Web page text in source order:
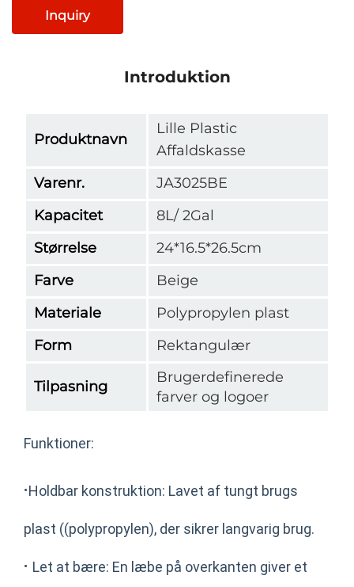
Inquiry
Introduktion
Produktnavn
Lille Plastic
Affaldskasse
Varenr.
JA3025BE
Kapacitet
8L/ 2Gal
Størrelse
24*16.5*26.5cm
Farve
Beige
Materiale
Polypropylen plast
Form
Rektangulær
Tilpasning
Brugerdefinerede
farver og logoer
Funktioner:
·Holdbar konstruktion: Lavet af tungt brugs
plast ((polypropylen), der sikrer langvarig brug.
· Let at bære: En læbe på overkanten giver et